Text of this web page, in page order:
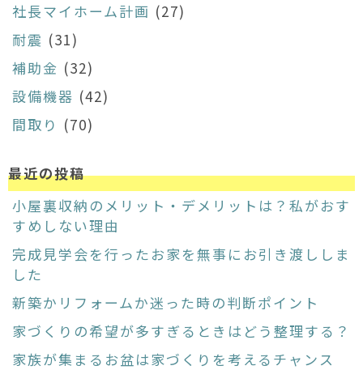
社長マイホーム計画 (27)
耐震 (31)
補助金 (32)
設備機器 (42)
間取り (70)
最近の投稿
小屋裏収納のメリット・デメリットは？私がおす
すめしない理由
完成見学会を行ったお家を無事にお引き渡ししま
した
新築かリフォームか迷った時の判断ポイント
家づくりの希望が多すぎるときはどう整理する？
家族が集まるお盆は家づくりを考えるチャンス